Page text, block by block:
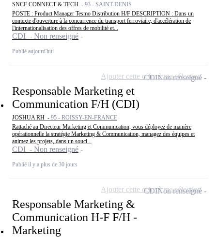
SNCF CONNECT & TECH - 93 - SAINT-DENIS
POSTE : Product Manager Tesmo Distribution H/F DESCRIPTION : Dans un
contexte d'ouverture à la concurrence du transport ferroviaire, d'accélération de
l'internationalisation des offres de mobilité et...
CDI - Non renseigné
Publié aujourd'hui
Responsable Marketing et
Communication F/H (CDI)
JOSHUA RH - 95 - ROISSY-EN-FRANCE
Rattaché au Directeur Marketing et Communication, vous déployez de manière
opérationnelle la stratégie Marketing & Communication, managez des équipes et
animez les projets, dans un souci...
CDI - Non renseigné
Publié il y a plus de 30 jours
CDINon renseigné
Ajouter cette offre à ma sélection
Responsable Marketing &
Communication H-F F/H -
Marketing
CDINon renseigné
Ajouter cette offre à ma sélection